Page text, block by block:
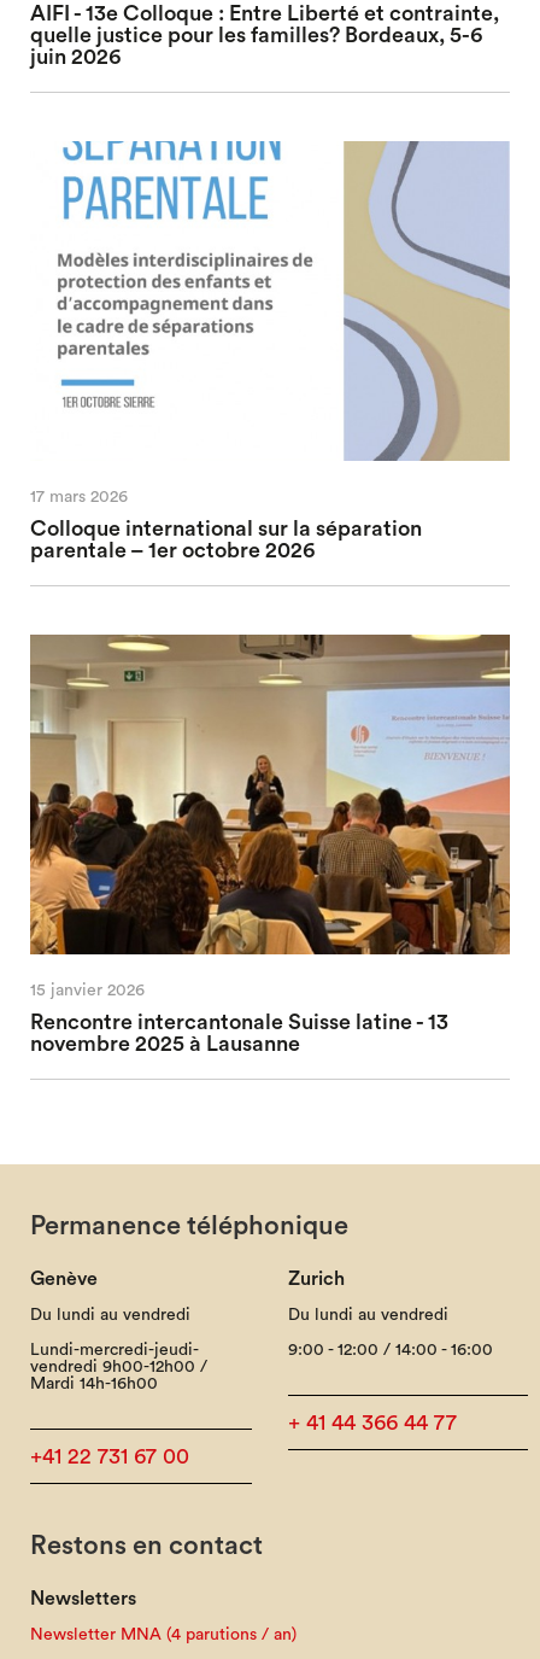
AIFI - 13e Colloque : Entre Liberté et contrainte,
quelle justice pour les familles? Bordeaux, 5-6
juin 2026
17 mars 2026
Colloque international sur la séparation
parentale – 1er octobre 2026
15 janvier 2026
Rencontre intercantonale Suisse latine - 13
novembre 2025 à Lausanne
Permanence téléphonique
Genève
Du lundi au vendredi
Lundi-mercredi-jeudi-
vendredi 9h00-12h00 /
Mardi 14h-16h00
+41 22 731 67 00
Zurich
Du lundi au vendredi
9:00 - 12:00 / 14:00 - 16:00
+ 41 44 366 44 77
Restons en contact
Newsletters
Newsletter MNA (4 parutions / an)